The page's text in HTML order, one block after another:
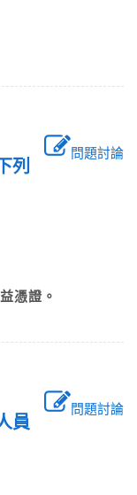
問題討論
列
憑證。
問題討論
員